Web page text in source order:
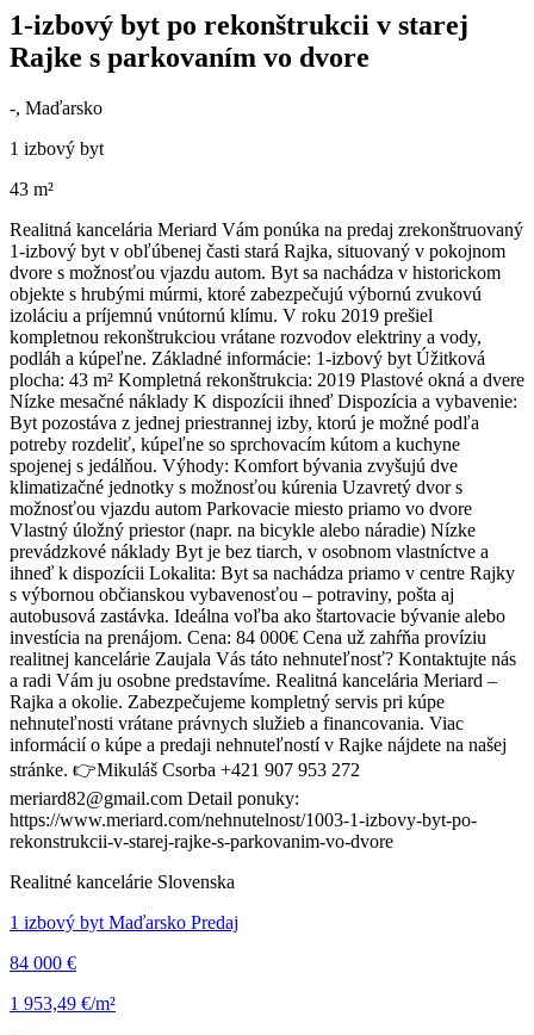
1-izbový byt po rekonštrukcii v starej
Rajke s parkovaním vo dvore
-, Maďarsko
1 izbový byt
43 m²
Realitná kancelária Meriard Vám ponúka na predaj zrekonštruovaný
1-izbový byt v obľúbenej časti stará Rajka, situovaný v pokojnom
dvore s možnosťou vjazdu autom. Byt sa nachádza v historickom
objekte s hrubými múrmi, ktoré zabezpečujú výbornú zvukovú
izoláciu a príjemnú vnútornú klímu. V roku 2019 prešiel
kompletnou rekonštrukciou vrátane rozvodov elektriny a vody,
podláh a kúpeľne. Základné informácie: 1-izbový byt Úžitková
plocha: 43 m² Kompletná rekonštrukcia: 2019 Plastové okná a dvere
Nízke mesačné náklady K dispozícii ihneď Dispozícia a vybavenie:
Byt pozostáva z jednej priestrannej izby, ktorú je možné podľa
potreby rozdeliť, kúpeľne so sprchovacím kútom a kuchyne
spojenej s jedálňou. Výhody: Komfort bývania zvyšujú dve
klimatizačné jednotky s možnosťou kúrenia Uzavretý dvor s
možnosťou vjazdu autom Parkovacie miesto priamo vo dvore
Vlastný úložný priestor (napr. na bicykle alebo náradie) Nízke
prevádzkové náklady Byt je bez tiarch, v osobnom vlastníctve a
ihneď k dispozícii Lokalita: Byt sa nachádza priamo v centre Rajky
s výbornou občianskou vybavenosťou – potraviny, pošta aj
autobusová zastávka. Ideálna voľba ako štartovacie bývanie alebo
investícia na prenájom. Cena: 84 000€ Cena už zahŕňa províziu
realitnej kancelárie Zaujala Vás táto nehnuteľnosť? Kontaktujte nás
a radi Vám ju osobne predstavíme. Realitná kancelária Meriard –
Rajka a okolie. Zabezpečujeme kompletný servis pri kúpe
nehnuteľnosti vrátane právnych služieb a financovania. Viac
informácií o kúpe a predaji nehnuteľností v Rajke nájdete na našej
stránke. 👉Mikuláš Csorba +421 907 953 272
meriard82@gmail.com Detail ponuky:
https://www.meriard.com/nehnutelnost/1003-1-izbovy-byt-po-
rekonstrukcii-v-starej-rajke-s-parkovanim-vo-dvore
Realitné kancelárie Slovenska
1 izbový byt Maďarsko Predaj
84 000 €
1 953,49 €/m²